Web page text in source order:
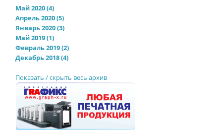
Май 2020 (4)
Апрель 2020 (5)
Январь 2020 (3)
Май 2019 (1)
Февраль 2019 (2)
Декабрь 2018 (4)
Показать / скрыть весь архив